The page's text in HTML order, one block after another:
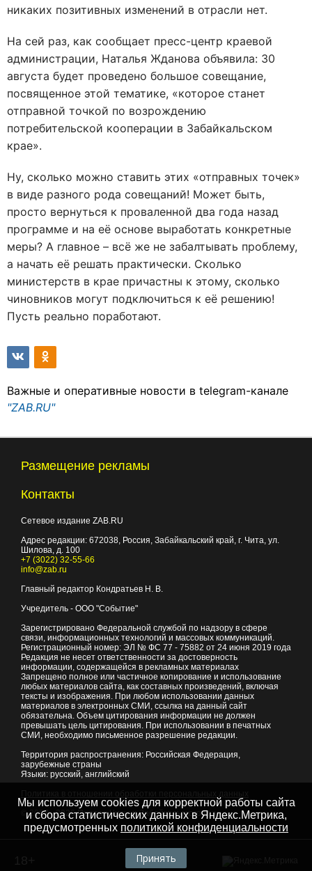
никаких позитивных изменений в отрасли нет.
На сей раз, как сообщает пресс-центр краевой
администрации, Наталья Жданова объявила: 30
августа будет проведено большое совещание,
посвященное этой тематике, «которое станет
отправной точкой по возрождению
потребительской кооперации в Забайкальском
крае».
Ну, сколько можно ставить этих «отправных точек»
в виде разного рода совещаний! Может быть,
просто вернуться к проваленной два года назад
программе и на её основе выработать конкретные
меры? А главное – всё же не забалтывать проблему,
а начать её решать практически. Сколько
министерств в крае причастны к этому, сколько
чиновников могут подключиться к её решению!
Пусть реально поработают.
Важные и оперативные новости в telegram-канале
"ZAB.RU"
Размещение рекламы
Контакты
Сетевое издание ZAB.RU
Адрес редакции: 672038, Россия, Забайкальский край, г. Чита, ул.
Шилова, д. 100
+7 (3022) 32-55-66
info@zab.ru
Главный редактор Кондратьев Н. В.
Учредитель - ООО "Событие"
Зарегистрировано Федеральной службой по надзору в сфере
связи, информационных технологий и массовых коммуникаций.
Регистрационный номер: ЭЛ № ФС 77 - 75882 от 24 июня 2019 года
Редакция не несет ответственности за достоверность
информации, содержащейся в рекламных материалах
Запрещено полное или частичное копирование и использование
любых материалов сайта, как составных произведений, включая
тексты и изображения. При любом использовании данных
материалов в электронных СМИ, ссылка на данный сайт
обязательна. Объем цитирования информации не должен
превышать цель цитирования. При использовании в печатных
СМИ, необходимо письменное разрешение редакции.
Территория распространения: Российская Федерация,
зарубежные страны
Языки: русский, английский
© 2007 - 2026Портал Читы и Забайкальского края
Мы используем cookies для корректной работы сайта
и сбора статистических данных в Яндекс.Метрика,
предусмотренных политикой конфиденциальности
Принять